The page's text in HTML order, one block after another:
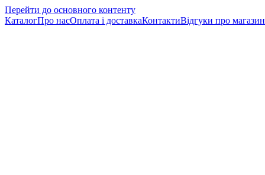
Перейти до основного контенту
КаталогПро насОплата і доставкаКонтактиВідгуки про магазин